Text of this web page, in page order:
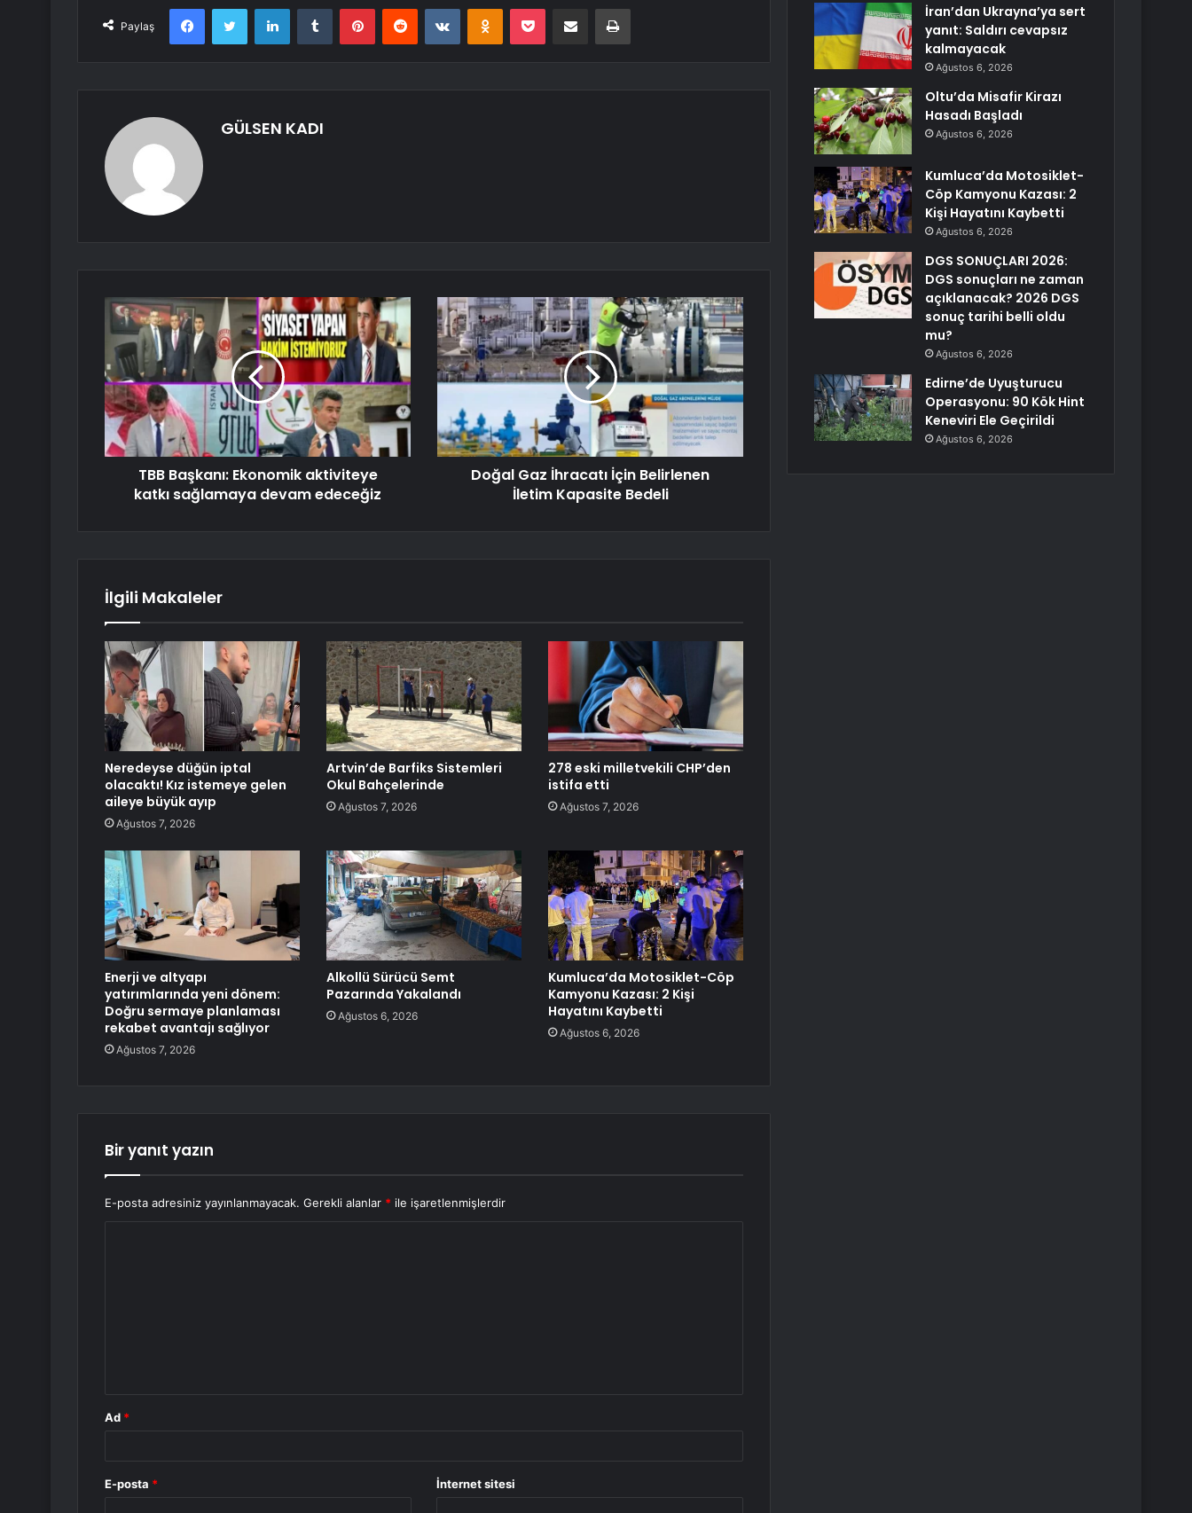
Paylaş
FacebookTwitter LinkedInTumblr PinterestReddit VKontakteOdnoklassniki
Pocket E-Posta ile paylaş Yazdır
GÜLSEN KADI
TBB Başkanı: Ekonomik aktiviteye
katkı sağlamaya devam edeceğiz
Doğal Gaz İhracatı İçin Belirlenen
İletim Kapasite Bedeli
İlgili Makaleler
Neredeyse düğün iptal
olacaktı! Kız istemeye gelen
aileye büyük ayıp
Ağustos 7, 2026
Artvin’de Barfiks Sistemleri
Okul Bahçelerinde
Ağustos 7, 2026
278 eski milletvekili CHP’den
istifa etti
Ağustos 7, 2026
Enerji ve altyapı
yatırımlarında yeni dönem:
Doğru sermaye planlaması
rekabet avantajı sağlıyor
Ağustos 7, 2026
Alkollü Sürücü Semt
Pazarında Yakalandı
Ağustos 6, 2026
Kumluca’da Motosiklet-Cöp
Kamyonu Kazası: 2 Kişi
Hayatını Kaybetti
Ağustos 6, 2026
Bir yanıt yazın
E-posta adresiniz yayınlanmayacak. Gerekli alanlar * ile işaretlenmişlerdir
Ad *
E-posta * İnternet sitesi
İran’dan Ukrayna’ya sert
yanıt: Saldırı cevapsız
kalmayacak
Ağustos 6, 2026
Oltu’da Misafir Kirazı
Hasadı Başladı
Ağustos 6, 2026
Kumluca’da Motosiklet-
Cöp Kamyonu Kazası: 2
Kişi Hayatını Kaybetti
Ağustos 6, 2026
DGS SONUÇLARI 2026:
DGS sonuçları ne zaman
açıklanacak? 2026 DGS
sonuç tarihi belli oldu
mu?
Ağustos 6, 2026
Edirne’de Uyuşturucu
Operasyonu: 90 Kök Hint
Keneviri Ele Geçirildi
Ağustos 6, 2026